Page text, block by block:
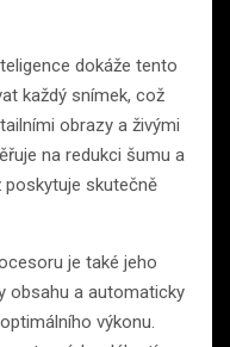
dokáže tento
každý snímek, což
obrazy a živými
na redukci šumu a
skutečně
je také jeho
obsahu a automaticky
výkonu.